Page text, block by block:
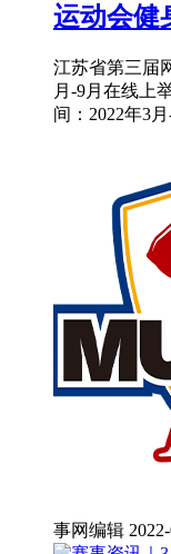
运动会健
江苏省第三届
月-9月在线上
间：2022年3
事网编辑